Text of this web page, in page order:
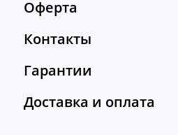
Оферта
Контакты
Гарантии
Доставка и оплата